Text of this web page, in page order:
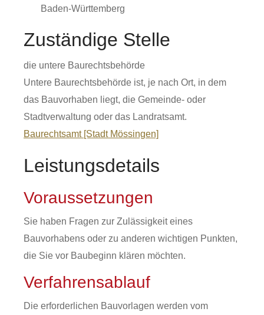
Baden-Württemberg
Zuständige Stelle
die untere Baurechtsbehörde
Untere Baurechtsbehörde ist, je nach Ort, in dem
das Bauvorhaben liegt, die Gemeinde- oder
Stadtverwaltung oder das Landratsamt.
Baurechtsamt [Stadt Mössingen]
Leistungsdetails
Voraussetzungen
Sie haben Fragen zur Zulässigkeit eines
Bauvorhabens oder zu anderen wichtigen Punkten,
die Sie vor Baubeginn klären möchten.
Verfahrensablauf
Die erforderlichen Bauvorlagen werden vom